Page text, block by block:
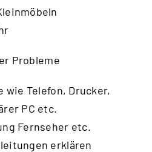
Probleme
wie Telefon, Drucker,
PC etc.
Fernseher etc.
erklären